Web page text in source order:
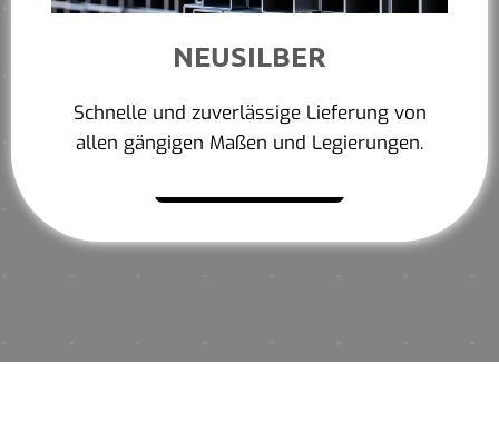
NEUSILBER
Schnelle und zuverlässige Lieferung von
allen gängigen Maßen und Legierungen.